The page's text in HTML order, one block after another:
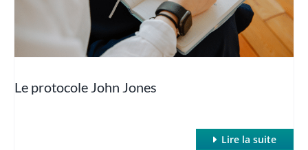
Hypnose Non Verbale
Hypnose profonde et rapide : Hypnose de Spectacle
Hypnose quantique
Le protocole John Jones
Lire la suite